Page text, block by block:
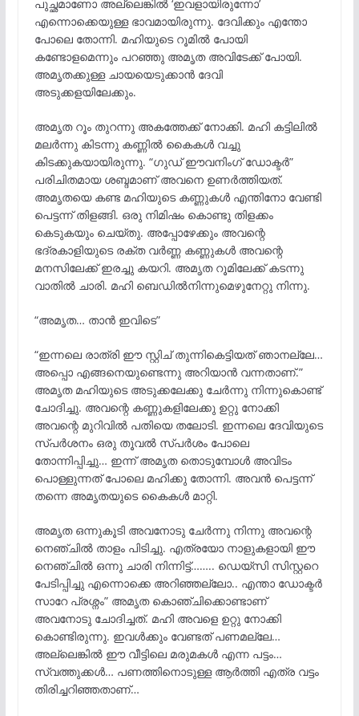
പുച്ഛമാണോ അല്ലെങ്കിൽ ‘ഇവളായിരുന്നോ’
എന്നൊക്കെയുള്ള ഭാവമായിരുന്നു. ദേവിക്കും എന്തോ
പോലെ തോന്നി. മഹിയുടെ റൂമിൽ പോയി
കണ്ടോളമെന്നും പറഞ്ഞു അമൃത അവിടേക്ക് പോയി.
അമൃതക്കുള്ള ചായയെടുക്കാൻ ദേവി
അടുക്കളയിലേക്കും.
അമൃത റൂം തുറന്നു അകത്തേക്ക് നോക്കി. മഹി കട്ടിലിൽ
മലർന്നു കിടന്നു കണ്ണിൽ കൈകൾ വച്ചു
കിടക്കുകയായിരുന്നു. “ഗുഡ് ഈവനിംഗ് ഡോക്ടർ”
പരിചിതമായ ശബ്ദമാണ് അവനെ ഉണർത്തിയത്.
അമൃതയെ കണ്ട മഹിയുടെ കണ്ണുകൾ എന്തിനോ വേണ്ടി
പെട്ടന്ന് തിളങ്ങി. ഒരു നിമിഷം കൊണ്ടു തിളക്കം
കെടുകയും ചെയ്തു. അപ്പോഴേക്കും അവന്റെ
ഭദ്രകാളിയുടെ രക്ത വർണ്ണ കണ്ണുകൾ അവന്റെ
മനസിലേക്ക് ഇരച്ചു കയറി. അമൃത റൂമിലേക്ക്‌ കടന്നു
വാതിൽ ചാരി. മഹി ബെഡിൽനിന്നുമെഴുനേറ്റു നിന്നു.
“അമൃത… താൻ ഇവിടെ”
“ഇന്നലെ രാത്രി ഈ സ്റ്റിച് തുന്നികെട്ടിയത് ഞാനല്ലേ…
അപ്പൊ എങ്ങനെയുണ്ടെന്നു അറിയാൻ വന്നതാണ്.”
അമൃത മഹിയുടെ അടുക്കലേക്കു ചേർന്നു നിന്നുകൊണ്ട്
ചോദിച്ചു. അവന്റെ കണ്ണുകളിലേക്കു ഉറ്റു നോക്കി
അവന്റെ മുറിവിൽ പതിയെ തലോടി. ഇന്നലെ ദേവിയുടെ
സ്പർശനം ഒരു തൂവൽ സ്പർശം പോലെ
തോന്നിപ്പിച്ചു… ഇന്ന് അമൃത തൊടുമ്പോൾ അവിടം
പൊള്ളുന്നത് പോലെ മഹിക്കു തോന്നി. അവൻ പെട്ടന്ന്
തന്നെ അമൃതയുടെ കൈകൾ മാറ്റി.
അമൃത ഒന്നുകൂടി അവനോടു ചേർന്നു നിന്നു അവന്റെ
നെഞ്ചിൽ താളം പിടിച്ചു. എത്രയോ നാളുകളായി ഈ
നെഞ്ചിൽ ഒന്നു ചാരി നിന്നിട്ട്…….. ഡെയ്സി സിസ്റ്ററെ
പേടിപ്പിച്ചു എന്നൊക്കെ അറിഞ്ഞല്ലോ.. എന്താ ഡോക്ടർ
സാറേ പ്രശ്നം” അമൃത കൊഞ്ചിക്കൊണ്ടാണ്
അവനോടു ചോദിച്ചത്. മഹി അവളെ ഉറ്റു നോക്കി
കൊണ്ടിരുന്നു. ഇവൾക്കും വേണ്ടത് പണമല്ലേ…
അല്ലെങ്കിൽ ഈ വീട്ടിലെ മരുമകൾ എന്ന പട്ടം…
സ്വത്തുക്കൾ… പണത്തിനൊടുള്ള ആർത്തി എത്ര വട്ടം
തിരിച്ചറിഞ്ഞതാണ്…